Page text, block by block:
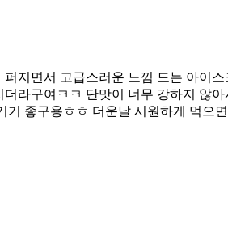
지면서 고급스러운 느낌 드는 아이
라구여ㅋㅋ 단맛이 너무 강하지 않
좋구용ㅎㅎ 더운날 시원하게 먹으